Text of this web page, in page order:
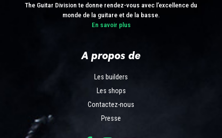
The Guitar Division te donne rendez-vous avec l’excellence du
monde de la guitare et de la basse.
En savoir plus
A propos de
Les builders
Les shops
Contactez-nous
Presse